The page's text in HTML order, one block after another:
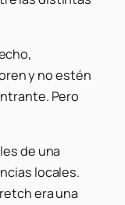
y no estén
Pero
de una
locales.
era una